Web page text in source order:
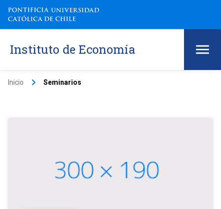
Instituto de Economía
Inicio keyboard_arrow_right Seminarios